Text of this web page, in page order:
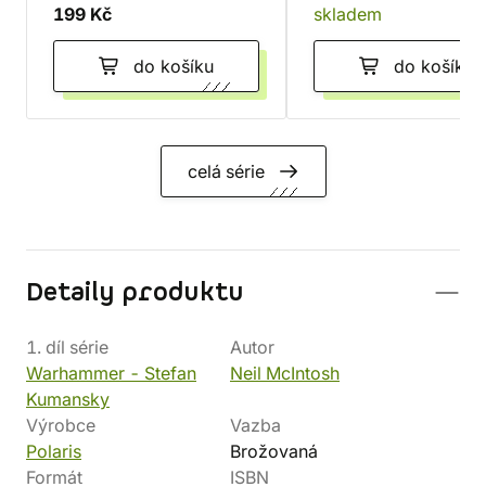
199 Kč
do košíku
skladem
do košíku
celá série
Detaily produktu
1. díl série
Warhammer - Stefan
Kumansky
Autor
Neil McIntosh
Výrobce
Polaris
Vazba
Brožovaná
Formát
ISBN